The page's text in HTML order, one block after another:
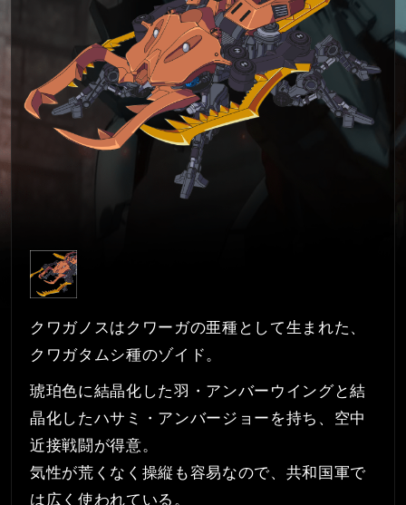
クワガノスはクワーガの亜種として生まれた、
クワガタムシ種のゾイド。
琥珀色に結晶化した羽・アンバーウイングと結
晶化したハサミ・アンバージョーを持ち、空中
近接戦闘が得意。
気性が荒くなく操縦も容易なので、共和国軍で
は広く使われている。